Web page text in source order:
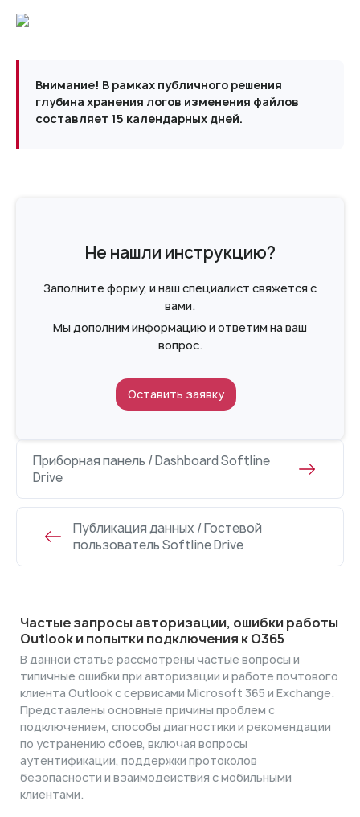
Внимание! В рамках публичного решения
глубина хранения логов изменения файлов
составляет 15 календарных дней.
Не нашли инструкцию?
Заполните форму, и наш специалист свяжется с
вами.
Мы дополним информацию и ответим на ваш
вопрос.
Оставить заявку
Публикация данных / Гостевой
пользователь Softline Drive
Приборная панель / Dashboard Softline
Drive
Частые запросы авторизации, ошибки работы
Outlook и попытки подключения к O365
В данной статье рассмотрены частые вопросы и
типичные ошибки при авторизации и работе почтового
клиента Outlook с сервисами Microsoft 365 и Exchange.
Представлены основные причины проблем с
подключением, способы диагностики и рекомендации
по устранению сбоев, включая вопросы
аутентификации, поддержки протоколов
безопасности и взаимодействия с мобильными
клиентами.